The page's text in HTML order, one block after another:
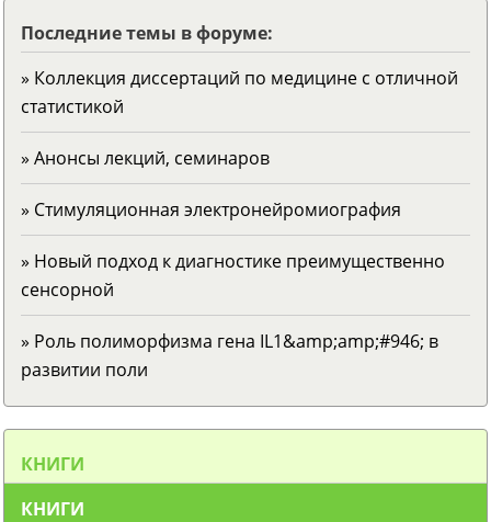
Последние темы в форуме:
» Коллекция диссертаций по медицине с отличной
статистикой
» Анонсы лекций, семинаров
» Стимуляционная электронейромиография
» Новый подход к диагностике преимущественно
сенсорной
» Роль полиморфизма гена IL1&amp;amp;#946; в
развитии поли
КНИГИ
КНИГИ